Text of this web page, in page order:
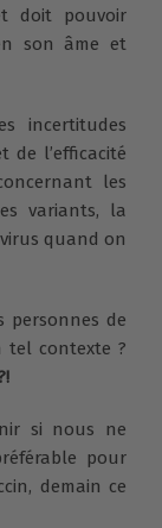
doit pouvoir
son âme et
incertitudes
l’efficacité
les
variants, la
quand on
personnes de
tel contexte ?
si nous ne
pour
demain ce